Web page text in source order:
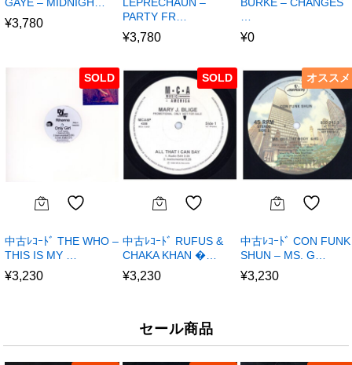
¥3,780
PARTY FR…
¥3,780 ¥0
SOLD
中古ﾚｺｰﾄﾞ THE WHO –
THIS IS MY …
¥3,230
SOLD
中古ﾚｺｰﾄﾞ RUFUS &
CHAKA KHAN �…
¥3,230
オススメ
中古ﾚｺｰﾄﾞ CON FUNK
SHUN – MS. G…
¥3,230
セール商品